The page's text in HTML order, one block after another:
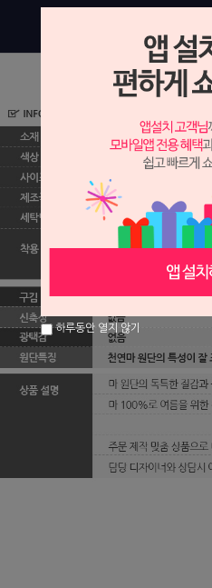
하루동안 열지 않기